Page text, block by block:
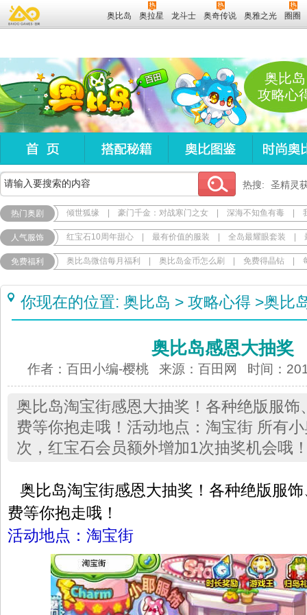
奥比岛 奥拉星 龙斗士 奥奇传说 奥雅之光 圈圈
奥比岛
攻略心
热搜: 圣精灵
热门奥剧 倾世狐缘 豪门千金：对战寒门之女 深海不知鱼有毒
人气服饰 红宝石10周年甜心 最有价值的服装 全岛最耀眼套装
免费福利 奥比岛微信每月福利 奥比岛金币怎么刷 免费得晶钻
你现在的位置: 奥比岛 > 攻略心得 >奥比
奥比岛感恩大抽奖
作者：百田小编-樱桃 来源：百田网 时间：
奥比岛淘宝街感恩大抽奖！各种绝版服饰
费等你抱走哦！活动地点：淘宝街 所有
次，红宝石会员额外增加1次抽奖机会哦
奥比岛淘宝街感恩大抽奖！各种绝版服
费等你抱走哦！
活动地点：淘宝街